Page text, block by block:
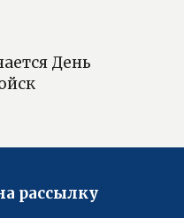
День
рассылку